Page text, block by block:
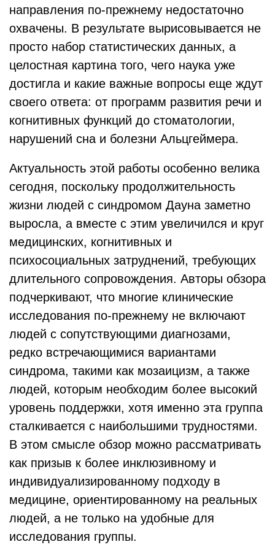
направления по-прежнему недостаточно
охвачены. В результате вырисовывается не
просто набор статистических данных, а
целостная картина того, чего наука уже
достигла и какие важные вопросы еще ждут
своего ответа: от программ развития речи и
когнитивных функций до стоматологии,
нарушений сна и болезни Альцгеймера.
Актуальность этой работы особенно велика
сегодня, поскольку продолжительность
жизни людей с синдромом Дауна заметно
выросла, а вместе с этим увеличился и круг
медицинских, когнитивных и
психосоциальных затруднений, требующих
длительного сопровождения. Авторы обзора
подчеркивают, что многие клинические
исследования по-прежнему не включают
людей с сопутствующими диагнозами,
редко встречающимися вариантами
синдрома, такими как мозаицизм, а также
людей, которым необходим более высокий
уровень поддержки, хотя именно эта группа
сталкивается с наибольшими трудностями.
В этом смысле обзор можно рассматривать
как призыв к более инклюзивному и
индивидуализированному подходу в
медицине, ориентированному на реальных
людей, а не только на удобные для
исследования группы.